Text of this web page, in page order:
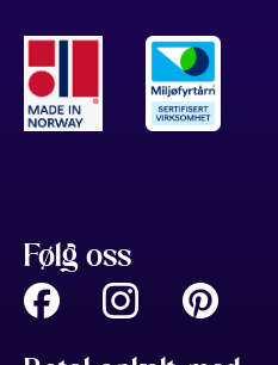
Følg oss